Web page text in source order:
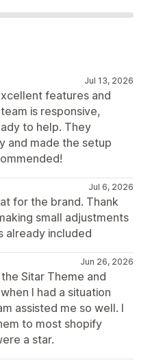
Jul 13, 2026
features and
is responsive,
to help. They
and made the setup
Jul 6, 2026
for the brand. Thank
small adjustments
already included
Jun 26, 2026
Sitar Theme and
I had a situation
assisted me so well. I
to most shopify
a star.